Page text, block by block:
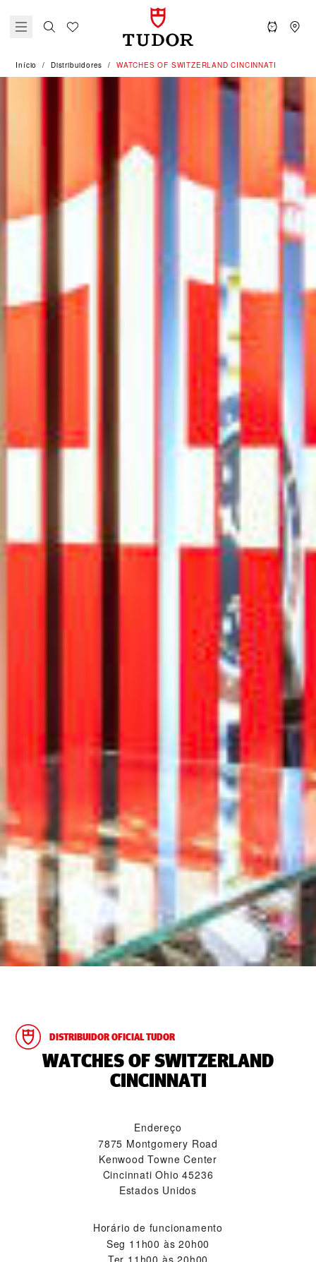
Início Distribuidores ‭WATCHES OF SWITZERLAND CINCINNATI‬
DISTRIBUIDOR OFICIAL TUDOR
‭WATCHES OF SWITZERLAND
CINCINNATI‬
Endereço
7875 Montgomery Road
Kenwood Towne Center
Cincinnati Ohio 45236
Estados Unidos
Horário de funcionamento
Seg 11h00 às 20h00
Ter 11h00 às 20h00